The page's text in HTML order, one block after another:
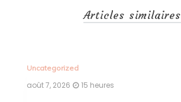
Articles similaires
Uncategorized
août 7, 2026 15 heures